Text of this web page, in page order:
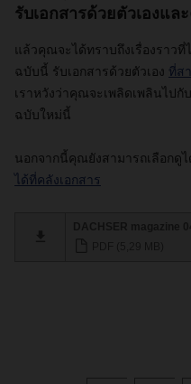
รับเอกสารด้วยตัวเองแล
แล้วคุณจะได้ทราบถึงเรื่องราว
ฉบับนี้ รับเอกสารด้วยตัวเอง ที่ส
เราหวังว่าคุณจะเพลิดเพลินไปกั
ฉบับใหม่นี้
นอกจากนี้คุณยังสามารถเลือกดูไ
ได้ที่คลังเอกสาร